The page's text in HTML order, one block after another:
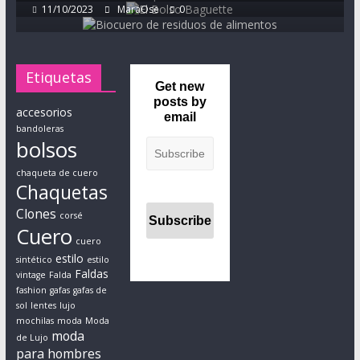
d
d
e
u
n
p
u
n
t
o
d
e
v
i
11/10/2023 MaraOse 0
Etiquetas
accesorios
bandoleras
bolsos
chaqueta de cuero
Chaquetas
Clones corsé
Cuero cuero
sintético estilo estilo
vintage Falda Faldas
fashion gafas gafas de
sol lentes lujo
mochilas moda Moda
de Lujo moda
para hombres
Get new
posts by
email